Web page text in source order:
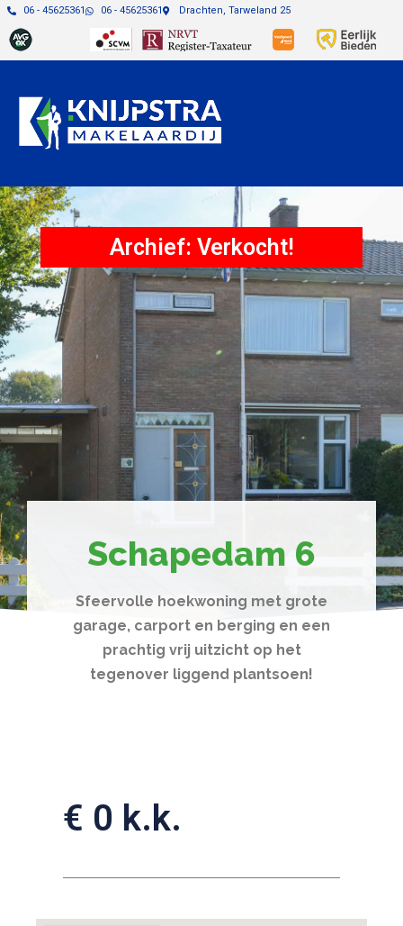
06 - 45625361 06 - 45625361 Drachten, Tarweland 25
Archief: Verkocht!
Schapedam 6
Sfeervolle hoekwoning met grote
garage, carport en berging en een
prachtig vrij uitzicht op het
tegenover liggend plantsoen!
€ 0 k.k.